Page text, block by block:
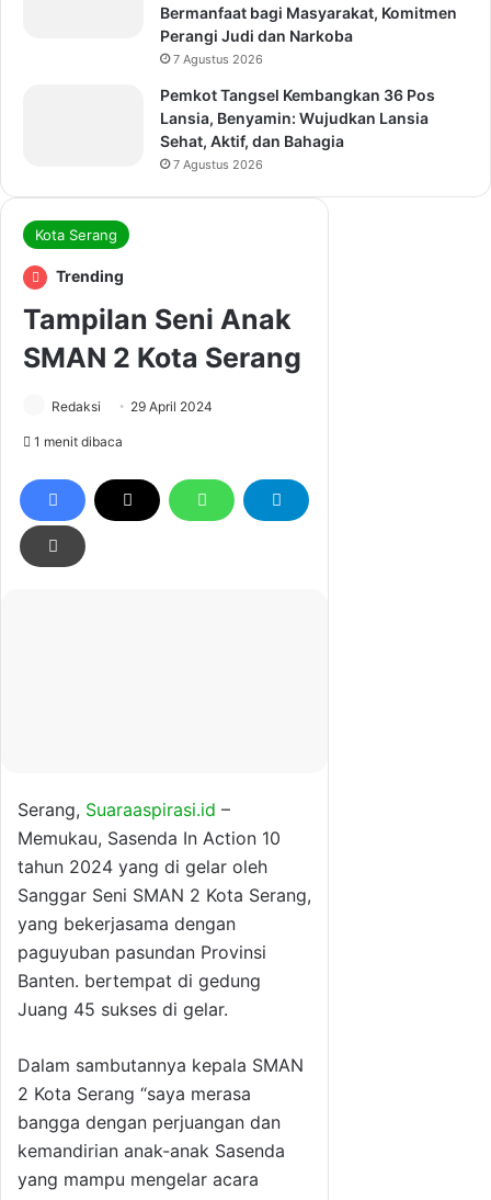
Bermanfaat bagi Masyarakat, Komitmen
Perangi Judi dan Narkoba
7 Agustus 2026
Pemkot Tangsel Kembangkan 36 Pos
Lansia, Benyamin: Wujudkan Lansia
Sehat, Aktif, dan Bahagia
7 Agustus 2026